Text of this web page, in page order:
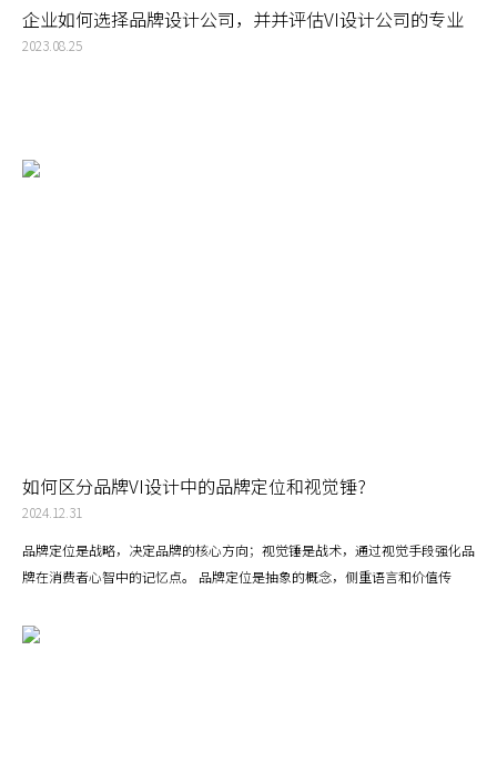
企业如何选择品牌设计公司，并并评估VI设计公司的专业
度和经验是否丰富？
2023.08.25
如何区分品牌VI设计中的品牌定位和视觉锤?
2024.12.31
品牌定位是战略，决定品牌的核心方向；视觉锤是战术，通过视觉手段强化品
牌在消费者心智中的记忆点。 品牌定位是抽象的概念，侧重语言和价值传
定义品牌要讲什么故事和占据怎样的心智空间；视觉锤是辅助工具，帮助将品